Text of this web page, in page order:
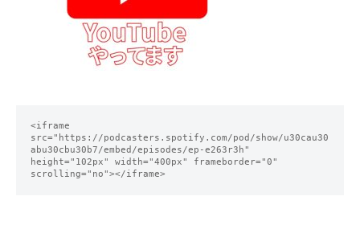
<iframe
src="https://podcasters.spotify.com/pod/show/u30cau30
abu30cbu30b7/embed/episodes/ep-e263r3h"
height="102px" width="400px" frameborder="0"
scrolling="no"></iframe>